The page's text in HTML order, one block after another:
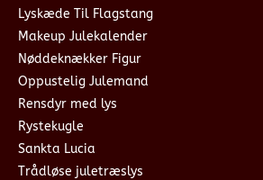
Lyskæde Til Flagstang
Makeup Julekalender
Nøddeknækker Figur
Oppustelig Julemand
Rensdyr med lys
Rystekugle
Sankta Lucia
Trådløse juletræslys